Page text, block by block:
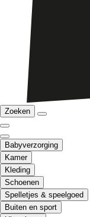
Zoeken
Babyverzorging
Kamer
Kleding
Schoenen
Spelletjes & speelgoed
Buiten en sport